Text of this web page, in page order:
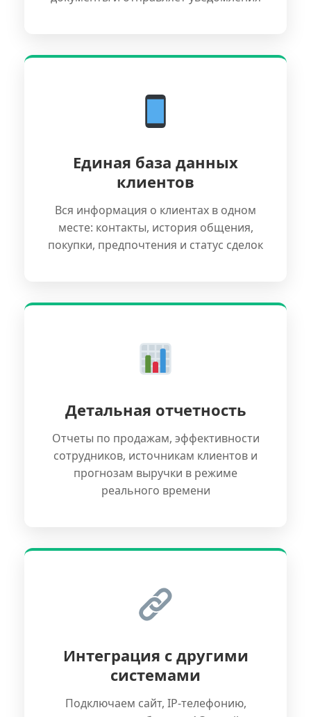
Единая база данных
клиентов
Вся информация о клиентах в одном
месте: контакты, история общения,
покупки, предпочтения и статус сделок
Детальная отчетность
Отчеты по продажам, эффективности
сотрудников, источникам клиентов и
прогнозам выручки в режиме
реального времени
Интеграция с другими
системами
Подключаем сайт, IP-телефонию,